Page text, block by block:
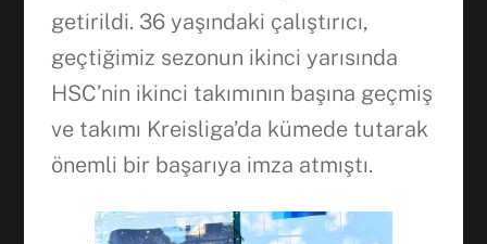
getirildi. 36 yaşındaki çalıştırıcı,
geçtiğimiz sezonun ikinci yarısında
HSC’nin ikinci takımının başına geçmiş
ve takımı Kreisliga’da kümede tutarak
önemli bir başarıya imza atmıştı.